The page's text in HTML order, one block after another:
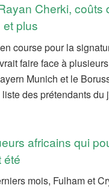
Cherki, coûts
plus
course pour la
faire face à
Munich et le
des prétendants du
africains qui
été
mois, Fulham et